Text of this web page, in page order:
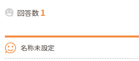
回答数1
名称未設定